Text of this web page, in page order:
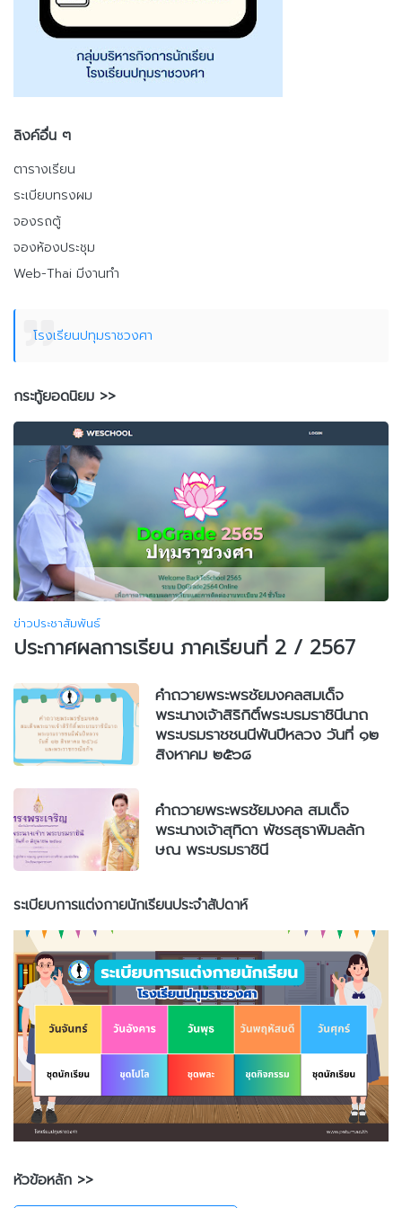
ลิงค์อื่น ๆ
ตารางเรียน
ระเบียบทรงผม
จองรถตู้
จองห้องประชุม
Web-Thai มีงานทำ
โรงเรียนปทุมราชวงศา
กระทู้ยอดนิยม >>
ข่าวประชาสัมพันธ์
ประกาศผลการเรียน ภาคเรียนที่ 2 / 2567
คำถวายพระพรชัยมงคลสมเด็จ
พระนางเจ้าสิริกิติ์พระบรมราชินีนาถ
พระบรมราชชนนีพันปีหลวง วันที่ ๑๒
สิงหาคม ๒๕๖๘
คำถวายพระพรชัยมงคล สมเด็จ
พระนางเจ้าสุทิดา พัชรสุธาพิมลลัก
ษณ พระบรมราชินี
ระเบียบการแต่งกายนักเรียนประจำสัปดาห์
หัวข้อหลัก >>